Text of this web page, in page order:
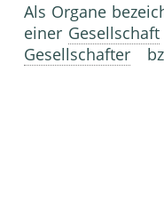
Als Organe
einer Gesellschaft
Gesellschafter